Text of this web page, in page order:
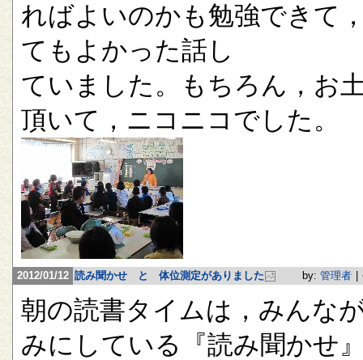
ればよいのかも勉強できて
てもよかった話し
ていました。もちろん，お
頂いて，ニコニコでした。
2012/01/12 読み聞かせ と 体位測定がありました by: 管理者
朝の読書タイムは，みんな
みにしている『読み聞かせ